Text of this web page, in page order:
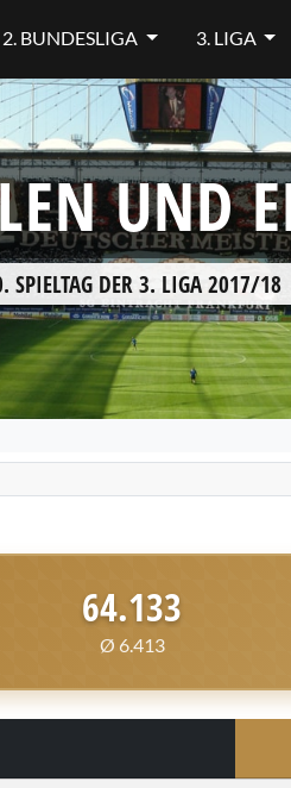
2. BUNDESLIGA 3. LIGA
UND
SPIELTAG DER 3. LIGA 2017/18
64.133
Ø 6.413